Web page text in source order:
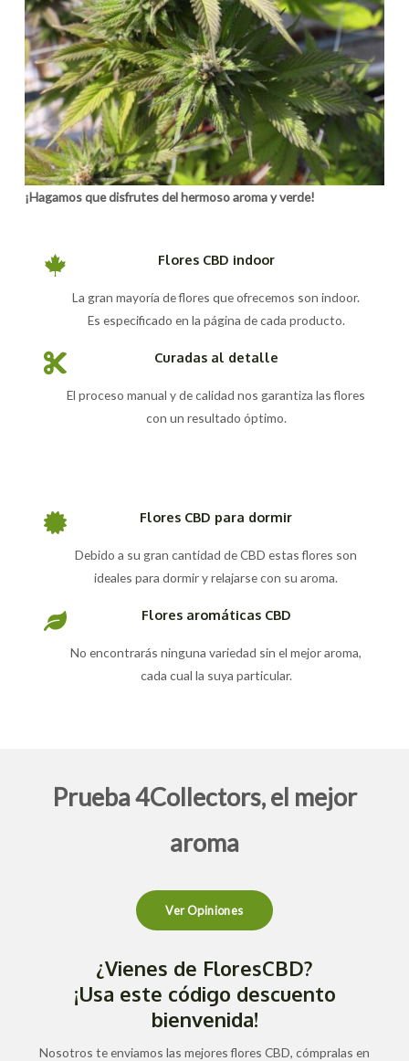
¡Hagamos que disfrutes del hermoso aroma y verde!
Flores CBD indoor
La gran mayoría de flores que ofrecemos son indoor.
Es especificado en la página de cada producto.
Curadas al detalle
El proceso manual y de calidad nos garantiza las flores
con un resultado óptimo.
Flores CBD para dormir
Debido a su gran cantidad de CBD estas flores son
ideales para dormir y relajarse con su aroma.
Flores aromáticas CBD
No encontrarás ninguna variedad sin el mejor aroma,
cada cual la suya particular.
Prueba 4Collectors, el mejor
aroma
Ver Opiniones
¿Vienes de FloresCBD?
¡Usa este código descuento
bienvenida!
Nosotros te enviamos las mejores flores CBD, cómpralas en